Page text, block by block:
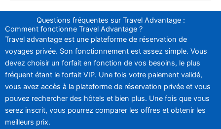
Questions fréquentes sur Travel Advantage :
Comment fonctionne Travel Advantage ?
Travel advantage est une plateforme de réservation de
voyages privée. Son fonctionnement est assez simple. Vous
devez choisir un forfait en fonction de vos besoins, le plus
fréquent étant le forfait VIP. Une fois votre paiement validé,
vous avez accès à la plateforme de réservation privée et vous
pouvez rechercher des hôtels et bien plus. Une fois que vous
serez inscrit, vous pourrez comparer les offres et obtenir les
meilleurs prix.